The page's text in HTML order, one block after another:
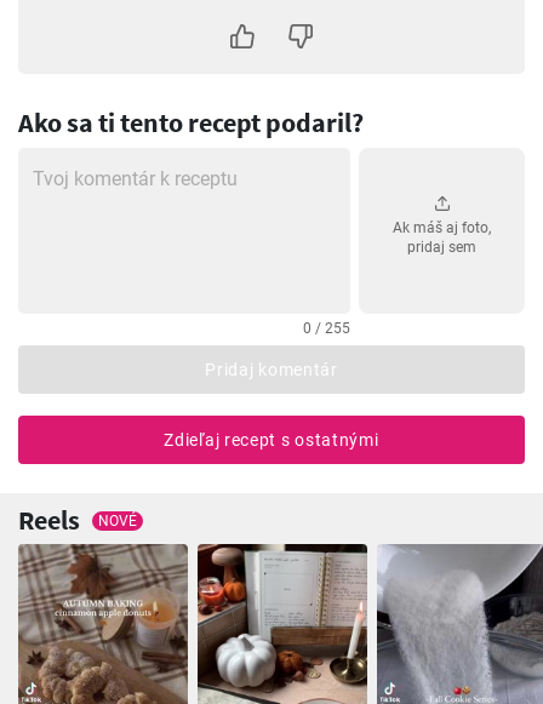
Ako sa ti tento recept podaril?
0 / 255
Ak máš aj foto,
pridaj sem
Pridaj komentár
Zdieľaj recept s ostatnými
Reels NOVÉ